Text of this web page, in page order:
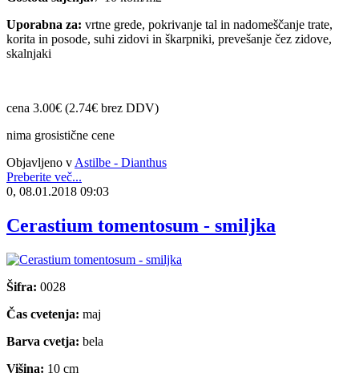
Uporabna za: vrtne grede, pokrivanje tal in nadomeščanje trate,
korita in posode, suhi zidovi in škarpniki, prevešanje čez zidove,
skalnjaki
cena 3.00€ (2.74€ brez DDV)
nima grosistične cene
Objavljeno v Astilbe - Dianthus
Preberite več...
0, 08.01.2018 09:03
Cerastium tomentosum - smiljka
Šifra: 0028
Čas cvetenja: maj
Barva cvetja: bela
Višina: 10 cm